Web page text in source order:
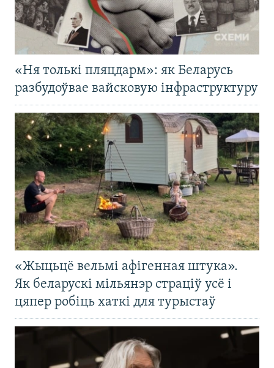
«Ня толькі пляцдарм»: як Беларусь
разбудоўвае вайсковую інфраструктуру
«Жыцьцё вельмі афігенная штука».
Як беларускі мільянэр страціў усё і
цяпер робіць хаткі для турыстаў